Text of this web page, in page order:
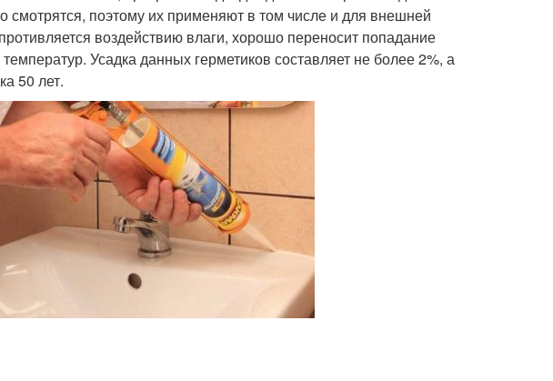
смотрятся, поэтому их применяют в том числе и для внешней
воздействию влаги, хорошо переносит попадание
Усадка данных герметиков составляет не более 2%, а
50 лет.